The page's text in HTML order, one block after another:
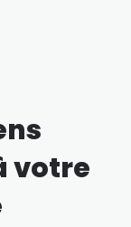
votre